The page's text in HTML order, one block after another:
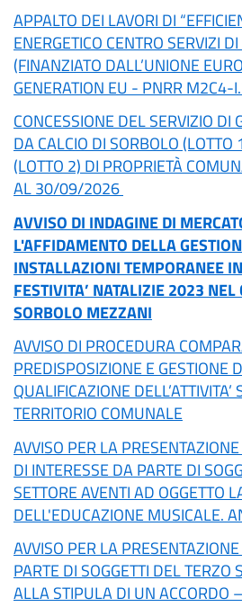
APPALTO DEI LAVORI DI
ENERGETICO CENTRO SERVIZI
(FINANZIATO DALL’UNIONE
GENERATION EU - PNRR M2C4-
CONCESSIONE DEL SERVIZIO DI
DA CALCIO DI SORBOLO (LOTTO
(LOTTO 2) DI PROPRIETÀ
AL 30/09/2026
AVVISO DI INDAGINE DI
L'AFFIDAMENTO DELLA
INSTALLAZIONI TEMPORANEE
FESTIVITA’ NATALIZIE 2023 NEL
SORBOLO MEZZANI
AVVISO DI PROCEDURA
PREDISPOSIZIONE E GESTIONE
QUALIFICAZIONE
TERRITORIO COMUNALE
AVVISO PER LA
DI INTERESSE DA PARTE DI
SETTORE AVENTI AD OGGETTO
DELL'EDUCAZIONE MUSICALE.
AVVISO PER LA
PARTE DI SOGGETTI DEL TERZO
ALLA STIPULA DI UN ACCORDO